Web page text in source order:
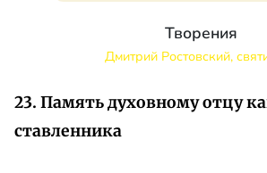
Творения
Дмитрий Ростовский,
23. Память духовному отцу
ставленника